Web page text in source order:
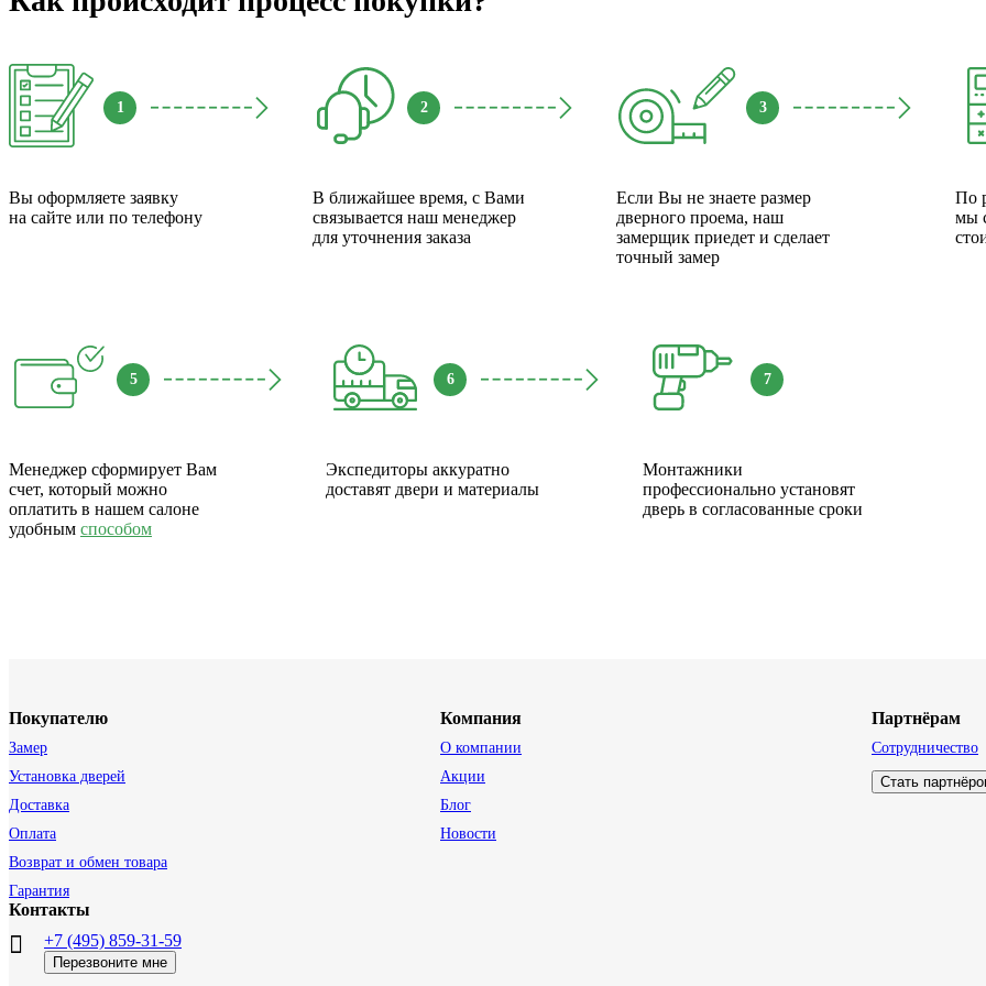
1
Вы оформляете заявку
на сайте или по телефону
2
В ближайшее время, с Вами
связывается наш менеджер
для уточнения заказа
3
Если Вы не знаете размер
дверного проема, наш
замерщик приедет и сделает
точный замер
По
мы
5
Менеджер сформирует Вам
счет, который можно
оплатить в нашем салоне
удобным способом
6
Экспедиторы аккуратно
доставят двери и материалы
7
Монтажники
профессионально установят
дверь в согласованные сроки
Покупателю
Замер
Установка дверей
Доставка
Оплата
Возврат и обмен товара
Гарантия
Компания
О компании
Акции
Блог
Новости
Партнёрам
Сотрудничество
Стать
Контакты
+7 (495) 859-31-59
Перезвоните мне